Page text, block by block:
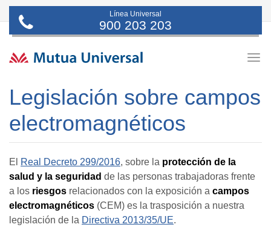
Línea Universal
900 203 203
Legislación sobre campos
electromagnéticos
El Real Decreto 299/2016, sobre la protección de la
salud y la seguridad de las personas trabajadoras frente
a los riesgos relacionados con la exposición a campos
electromagnéticos (CEM) es la trasposición a nuestra
legislación de la Directiva 2013/35/UE.